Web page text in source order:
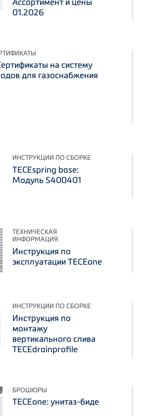
01.2026
на систему
для газоснабжения
ИНСТРУКЦИИ ПО СБОРКЕ
TECEspring base:
Модуль S400401
ТЕХНИЧЕСКАЯ
ИНФОРМАЦИЯ
Инструкция по
эксплуатации TECEone
ИНСТРУКЦИИ ПО СБОРКЕ
Инструкция по
монтажу
вертикального слива
TECEdrainprofile
БРОШЮРЫ
TECEone: унитаз-биде